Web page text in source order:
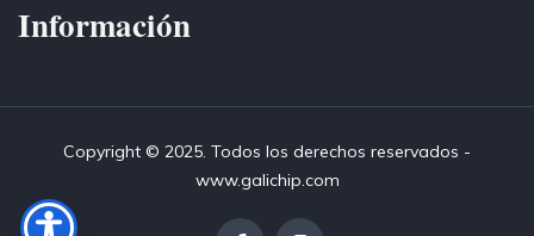
Información
Copyright © 2025. Todos los derechos reservados -
www.galichip.com